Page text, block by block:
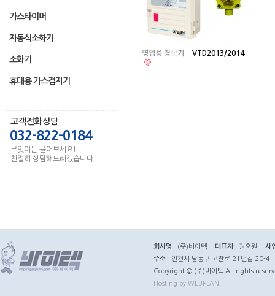
가스타이머
자동식소화기
소화기
휴대용 가스검지기
고객전화상담
032-822-0184
무엇이든 물어보세요!
친절히 상담해드리겠습니다.
영업용 경보기 VTD2013/2014
회사명 : (주)바이텍 대표자: 권호원
사
주소 : 인천시 남동구 고잔로 21번길 20-4
Copyright © (주)바이텍 All rights
Hosting by WEBPLAN